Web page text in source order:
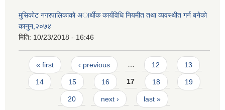
मुसिकाेट नगरपालिकाकाे अार्थीक कार्यविधि नियमीत तथा व्यवस्थीत गर्न बनेकाे
कानुन,२०७४
मिति: 10/23/2018 - 16:46
Pages
« first ‹ previous … 12 13
14 15 16 17 18 19
20 next › last »